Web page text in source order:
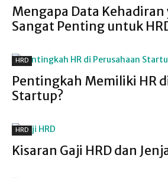
Mengapa Data
Sangat Penting untuk
HRD
Pentingkah Memiliki HR
Startup?
HRD
Kisaran Gaji HRD dan